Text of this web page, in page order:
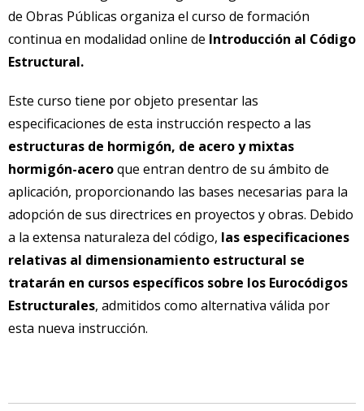
de Obras Públicas organiza el curso de formación
continua en modalidad online de Introducción al Código
Estructural.
Este curso tiene por objeto presentar las
especificaciones de esta instrucción respecto a las
estructuras de hormigón, de acero y mixtas
hormigón-aceroque entran dentro de su ámbito de
aplicación, proporcionando las bases necesarias para la
adopción de sus directrices en proyectos y obras. Debido
a la extensa naturaleza del código, las especificaciones
relativas al dimensionamiento estructural se
tratarán en cursos específicos sobre los Eurocódigos
Estructurales, admitidos como alternativa válida por
esta nueva instrucción.